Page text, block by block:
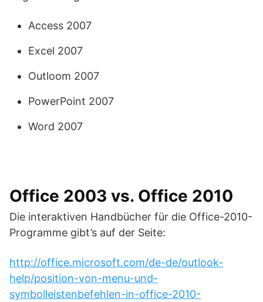
Access 2007
Excel 2007
Outloom 2007
PowerPoint 2007
Word 2007
Office 2003 vs. Office 2010
Die interaktiven Handbücher für die Office-2010-
Programme gibt’s auf der Seite:
http://office.microsoft.com/de-de/outlook-
help/position-von-menu-und-
symbolleistenbefehlen-in-office-2010-